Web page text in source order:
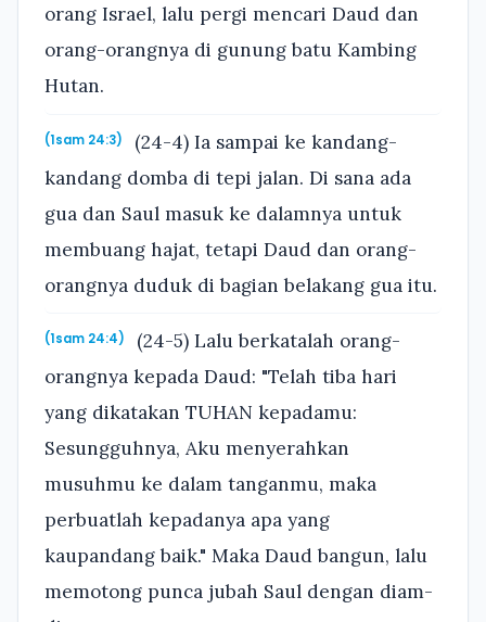
orang Israel, lalu pergi mencari Daud dan
orang-orangnya di gunung batu Kambing
Hutan.
(1sam 24:3)
(24-4) Ia sampai ke kandang-
kandang domba di tepi jalan. Di sana ada
gua dan Saul masuk ke dalamnya untuk
membuang hajat, tetapi Daud dan orang-
orangnya duduk di bagian belakang gua itu.
(1sam 24:4)
(24-5) Lalu berkatalah orang-
orangnya kepada Daud: "Telah tiba hari
yang dikatakan TUHAN kepadamu:
Sesungguhnya, Aku menyerahkan
musuhmu ke dalam tanganmu, maka
perbuatlah kepadanya apa yang
kaupandang baik." Maka Daud bangun, lalu
memotong punca jubah Saul dengan diam-